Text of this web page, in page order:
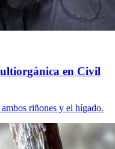
en Civil
riñones y el hígado.